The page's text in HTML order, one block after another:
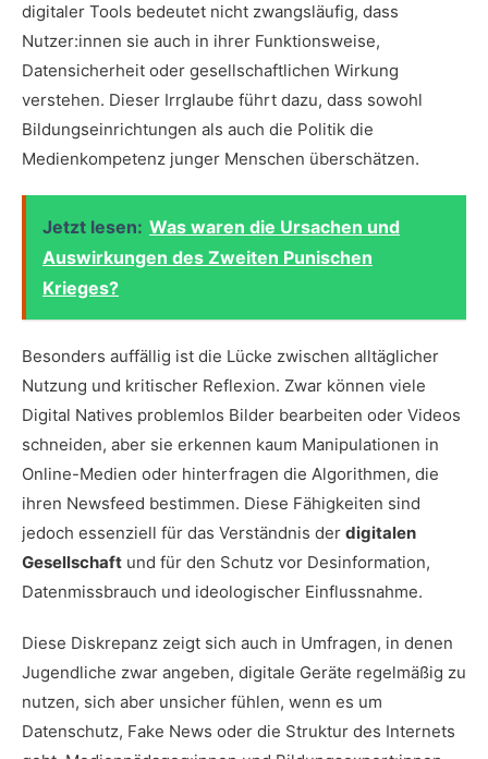
digitaler Tools bedeutet nicht zwangsläufig, dass
Nutzer:innen sie auch in ihrer Funktionsweise,
Datensicherheit oder gesellschaftlichen Wirkung
verstehen. Dieser Irrglaube führt dazu, dass sowohl
Bildungseinrichtungen als auch die Politik die
Medienkompetenz junger Menschen überschätzen.
Jetzt lesen: Was waren die Ursachen und
Auswirkungen des Zweiten Punischen
Krieges?
Besonders auffällig ist die Lücke zwischen alltäglicher
Nutzung und kritischer Reflexion. Zwar können viele
Digital Natives problemlos Bilder bearbeiten oder Videos
schneiden, aber sie erkennen kaum Manipulationen in
Online-Medien oder hinterfragen die Algorithmen, die
ihren Newsfeed bestimmen. Diese Fähigkeiten sind
jedoch essenziell für das Verständnis der digitalen
Gesellschaft und für den Schutz vor Desinformation,
Datenmissbrauch und ideologischer Einflussnahme.
Diese Diskrepanz zeigt sich auch in Umfragen, in denen
Jugendliche zwar angeben, digitale Geräte regelmäßig zu
nutzen, sich aber unsicher fühlen, wenn es um
Datenschutz, Fake News oder die Struktur des Internets